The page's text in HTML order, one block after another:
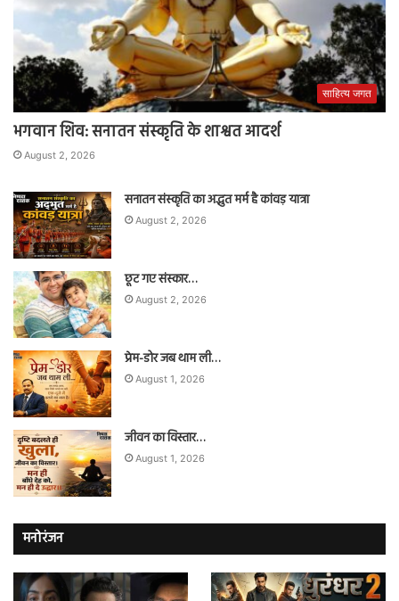
साहित्य जगत
भगवान शिव: सनातन संस्कृति के शाश्वत आदर्श
August 2, 2026
सनातन संस्कृति का अद्भुत मर्म है कांवड़ यात्रा
August 2, 2026
छूट गए संस्कार…
August 2, 2026
प्रेम-डोर जब थाम ली…
August 1, 2026
जीवन का विस्तार…
August 1, 2026
मनोरंजन